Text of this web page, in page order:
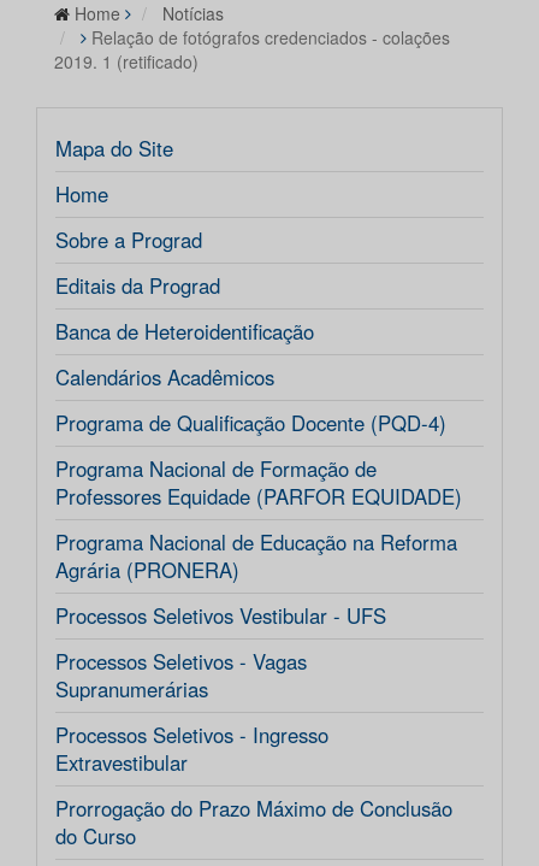
Home
Notícias
Relação de fotógrafos credenciados - colações
2019. 1 (retificado)
Mapa do Site
Home
Sobre a Prograd
Editais da Prograd
Banca de Heteroidentificação
Calendários Acadêmicos
Programa de Qualificação Docente (PQD-4)
Programa Nacional de Formação de
Professores Equidade (PARFOR EQUIDADE)
Programa Nacional de Educação na Reforma
Agrária (PRONERA)
Processos Seletivos Vestibular - UFS
Processos Seletivos - Vagas
Supranumerárias
Processos Seletivos - Ingresso
Extravestibular
Prorrogação do Prazo Máximo de Conclusão
do Curso